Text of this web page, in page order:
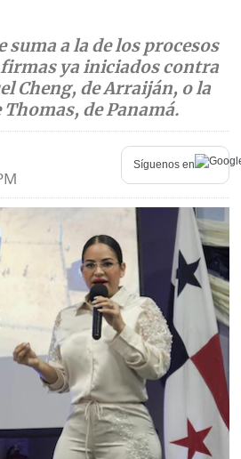
suma a la de los procesos
firmas ya iniciados contra
Cheng, de Arraiján, o la
de Panamá.
Síguenos en